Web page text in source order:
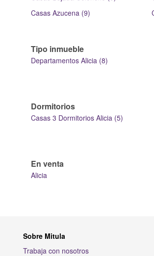
Casas Azucena (9)
Tipo inmueble
Departamentos Alicia (8)
Dormitorios
Casas 3 Dormitorios Alicia (5)
En venta
Alicia
Sobre Mitula
Trabaja con nosotros